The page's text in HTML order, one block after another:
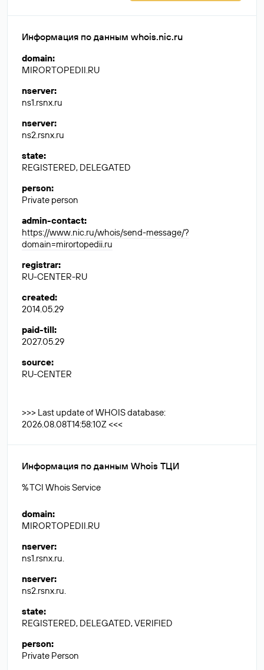
Информация по данным whois.nic.ru
domain:
MIRORTOPEDII.RU
nserver:
ns1.rsnx.ru
nserver:
ns2.rsnx.ru
state:
REGISTERED, DELEGATED
person:
Private person
admin-contact:
https://www.nic.ru/whois/send-message/?
domain=mirortopedii.ru
registrar:
RU-CENTER-RU
created:
2014.05.29
paid-till:
2027.05.29
source:
RU-CENTER
>>> Last update of WHOIS database:
2026.08.08T14:58:10Z <<<
Информация по данным Whois ТЦИ
% TCI Whois Service
domain:
MIRORTOPEDII.RU
nserver:
ns1.rsnx.ru.
nserver:
ns2.rsnx.ru.
state:
REGISTERED, DELEGATED, VERIFIED
person:
Private Person